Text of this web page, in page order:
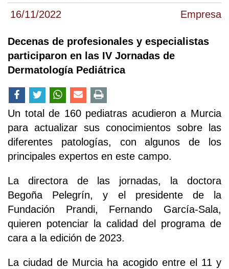
16/11/2022 Empresa
Decenas de profesionales y especialistas
participaron en las IV Jornadas de
Dermatología Pediátrica
Un total de 160 pediatras acudieron a Murcia
para actualizar sus conocimientos sobre las
diferentes patologías, con algunos de los
principales expertos en este campo.
La directora de las jornadas, la doctora
Begoña Pelegrín, y el presidente de la
Fundación Prandi, Fernando García-Sala,
quieren potenciar la calidad del programa de
cara a la edición de 2023.
La ciudad de Murcia ha acogido entre el 11 y